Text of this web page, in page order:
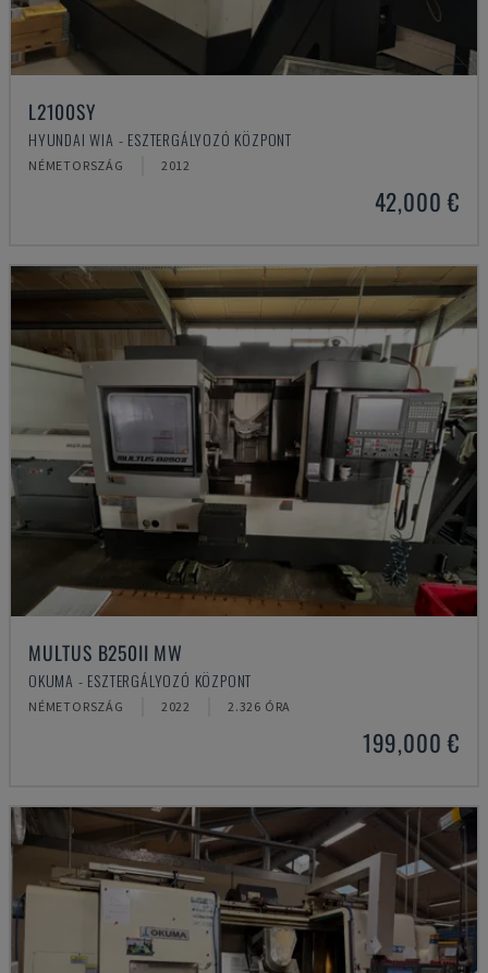
L2100SY
HYUNDAI WIA - ESZTERGÁLYOZÓ KÖZPONT
NÉMETORSZÁG 2012
42,000 €
MULTUS B250II MW
OKUMA - ESZTERGÁLYOZÓ KÖZPONT
NÉMETORSZÁG 2022 2.326 ÓRA
199,000 €